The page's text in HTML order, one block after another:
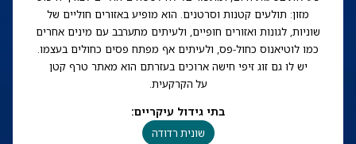
מזון: תולעים קטנות וסרטנים. הוא מופיע באזורים חוליים של
שוניות, לגונות ואזורים חופיים, ולעיתים מתערבב עם מינים אחרים
כמו לוטיאנוס כחול-פס, ולעיתים אף מפתח פסים כחולים בעצמו.
יש לו גם זוג זיפי חישה ארוכים בעזרתם הוא מאתר טרף קטן
על הקרקעית.
בתי גידול עיקריים:
שונית רדודה